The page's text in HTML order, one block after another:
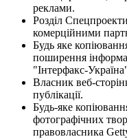
реклами.
Розділ
комерційними
Будь яке
поширення
"Інтерфакс-
Власник веб-
публікації.
Будь-яке
фотографічних
правовласника